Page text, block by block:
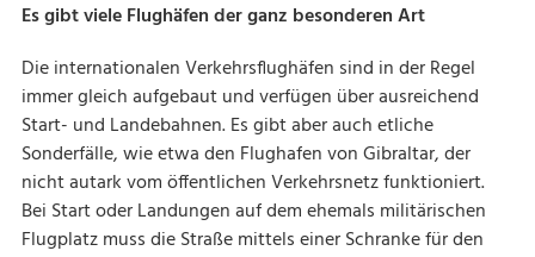
Es gibt viele Flughäfen der ganz besonderen Art
Die internationalen Verkehrsflughäfen sind in der Regel
immer gleich aufgebaut und verfügen über ausreichend
Start- und Landebahnen. Es gibt aber auch etliche
Sonderfälle, wie etwa den Flughafen von Gibraltar, der
nicht autark vom öffentlichen Verkehrsnetz funktioniert.
Bei Start oder Landungen auf dem ehemals militärischen
Flugplatz muss die Straße mittels einer Schranke für den